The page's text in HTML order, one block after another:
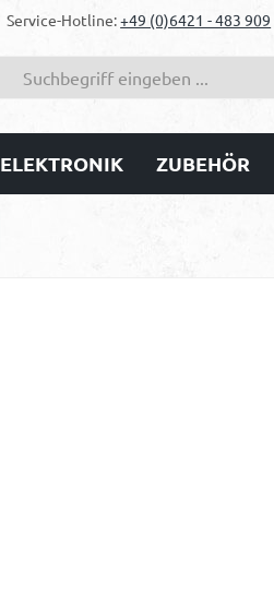
Service-Hotline:+49 (0)6421 - 483 909
ELEKTRONIK ZUBEHÖR